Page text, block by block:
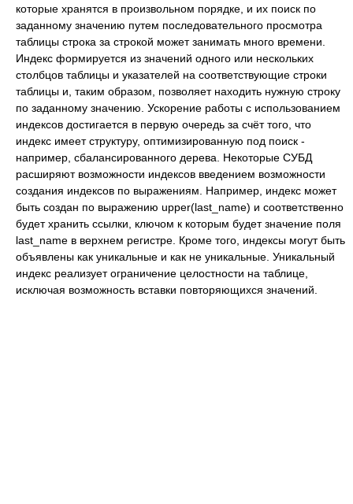
которые хранятся в произвольном порядке, и их поиск по
заданному значению путем последовательного просмотра
таблицы строка за строкой может занимать много времени.
Индекс формируется из значений одного или нескольких
столбцов таблицы и указателей на соответствующие строки
таблицы и, таким образом, позволяет находить нужную строку
по заданному значению. Ускорение работы с использованием
индексов достигается в первую очередь за счёт того, что
индекс имеет структуру, оптимизированную под поиск -
например, сбалансированного дерева. Некоторые СУБД
расширяют возможности индексов введением возможности
создания индексов по выражениям. Например, индекс может
быть создан по выражению upper(last_name) и соответственно
будет хранить ссылки, ключом к которым будет значение поля
last_name в верхнем регистре. Кроме того, индексы могут быть
объявлены как уникальные и как не уникальные. Уникальный
индекс реализует ограничение целостности на таблице,
исключая возможность вставки повторяющихся значений.